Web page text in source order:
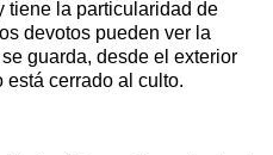
tiene la particularidad de
devotos pueden ver la
guarda, desde el exterior
cerrado al culto.